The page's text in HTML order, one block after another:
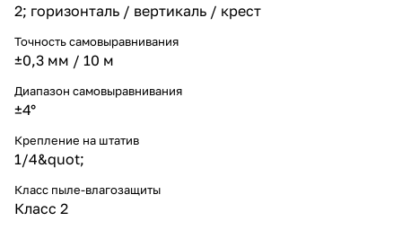
2; горизонталь / вертикаль / крест
Точность самовыравнивания
±0,3 мм / 10 м
Диапазон самовыравнивания
±4°
Крепление на штатив
1/4&quot;
Класс пыле-влагозащиты
Класс 2